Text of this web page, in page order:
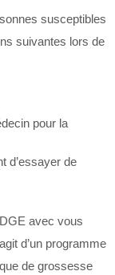
susceptibles
suivantes lors de
pour la
d’essayer de
avec vous
d’un programme
de grossesse